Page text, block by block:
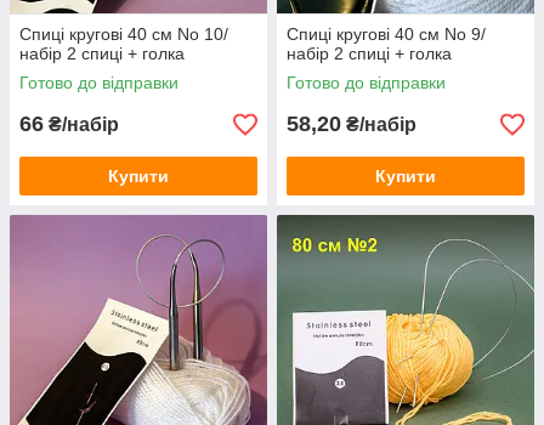
Спиці кругові 40 см No 10/
набір 2 спиці + голка
Готово до відправки
66 ₴/набір
Купити
Спиці кругові 40 см No 9/
набір 2 спиці + голка
Готово до відправки
58,20 ₴/набір
Купити